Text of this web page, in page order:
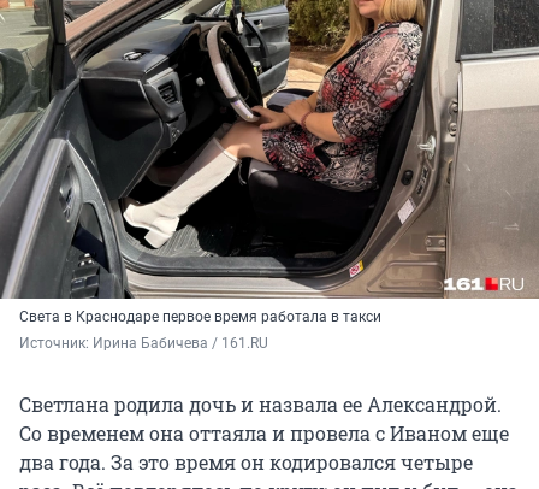
Света в Краснодаре первое время работала в такси
Источник: Ирина Бабичева / 161.RU
Светлана родила дочь и назвала ее Александрой.
Со временем она оттаяла и провела с Иваном еще
два года. За это время он кодировался четыре